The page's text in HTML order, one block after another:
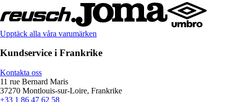
Upptäck alla våra varumärken
Kundservice i Frankrike
Kontakta oss
11 rue Bernard Maris
37270 Montlouis-sur-Loire, Frankrike
+33 1 86 47 62 58